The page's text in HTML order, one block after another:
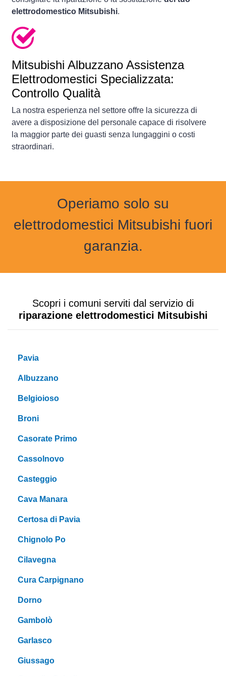
elettrodomestico Mitsubishi.
Mitsubishi Albuzzano Assistenza
Elettrodomestici Specializzata:
Controllo Qualità
La nostra esperienza nel settore offre la sicurezza di
avere a disposizione del personale capace di risolvere
la maggior parte dei guasti senza lungaggini o costi
straordinari.
Operiamo solo su
elettrodomestici Mitsubishi fuori
garanzia.
Scopri i comuni serviti dal servizio di
riparazione elettrodomestici Mitsubishi
Pavia
Albuzzano
Belgioioso
Broni
Casorate Primo
Cassolnovo
Casteggio
Cava Manara
Certosa di Pavia
Chignolo Po
Cilavegna
Cura Carpignano
Dorno
Gambolò
Garlasco
Giussago